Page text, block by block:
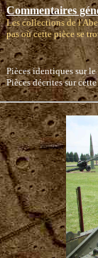
Commentaires
Les collections de
pas où cette pièce se
Pièces identiques sur
Pièces décrites sur